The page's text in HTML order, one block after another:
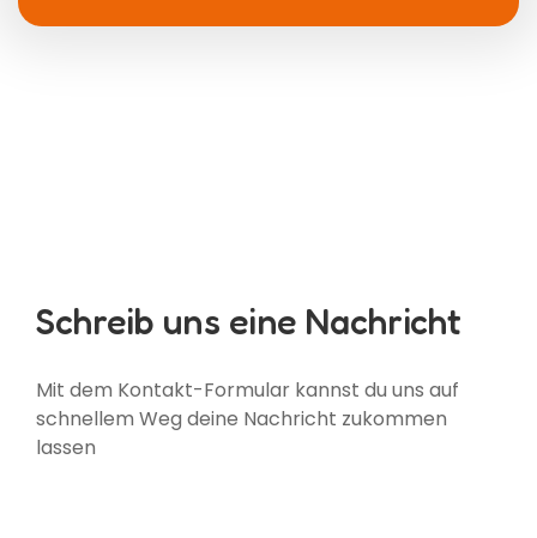
Schreib uns eine Nachricht
Mit dem Kontakt-Formular kannst du uns auf
schnellem Weg deine Nachricht zukommen
lassen